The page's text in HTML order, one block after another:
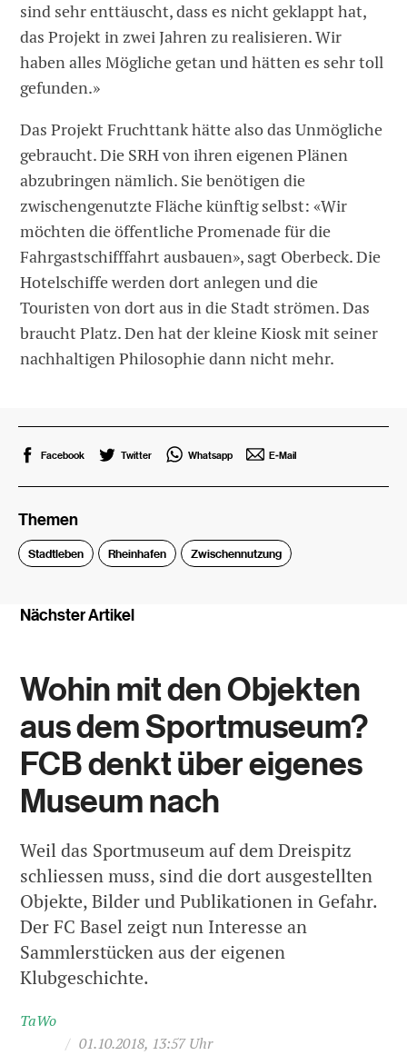
sind sehr enttäuscht, dass es nicht geklappt hat,
das Projekt in zwei Jahren zu realisieren. Wir
haben alles Mögliche getan und hätten es sehr toll
gefunden.»
Das Projekt Fruchttank hätte also das Unmögliche
gebraucht. Die SRH von ihren eigenen Plänen
abzubringen nämlich. Sie benötigen die
zwischengenutzte Fläche künftig selbst: «Wir
möchten die öffentliche Promenade für die
Fahrgastschifffahrt ausbauen», sagt Oberbeck. Die
Hotelschiffe werden dort anlegen und die
Touristen von dort aus in die Stadt strömen. Das
braucht Platz. Den hat der kleine Kiosk mit seiner
nachhaltigen Philosophie dann nicht mehr.
Facebook Twitter Whatsapp E-Mail
Themen
Stadtleben Rheinhafen Zwischennutzung
Nächster Artikel
Wohin mit den Objekten
aus dem Sportmuseum?
FCB denkt über eigenes
Museum nach
Weil das Sportmuseum auf dem Dreispitz
schliessen muss, sind die dort ausgestellten
Objekte, Bilder und Publikationen in Gefahr.
Der FC Basel zeigt nun Interesse an
Sammlerstücken aus der eigenen
Klubgeschichte.
TaWo
/ 01.10.2018, 13:57 Uhr